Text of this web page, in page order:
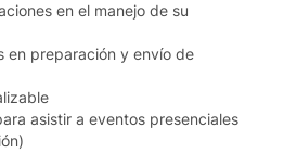
en el manejo de su
en preparación y envío de
asistir a eventos presenciales